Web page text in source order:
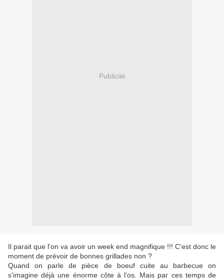
Publicité
Il parait que l'on va avoir un week end magnifique !!! C'est donc le
moment de prévoir de bonnes grillades non ?
Quand on parle de pièce de boeuf cuite au barbecue on
s'imagine déjà une énorme côte à l'os. Mais par ces temps de